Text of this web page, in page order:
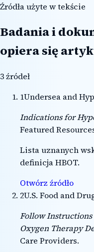
Źródła użyte w tekście
Badania i
opiera się
3źródeł
1Undersea and
Indications for
Featured
Lista uznanych
definicja HBOT.
Otwórz źródło
2U.S. Food and
Follow Instructions
Oxygen Therapy
Care Providers.